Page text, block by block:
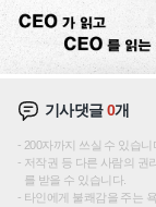
기사댓글0개
200자까지 쓰실 수 있습니
저작권 등 다른 사람의 권
를 받을 수 있습니다.
타인에게 불쾌감을 주는